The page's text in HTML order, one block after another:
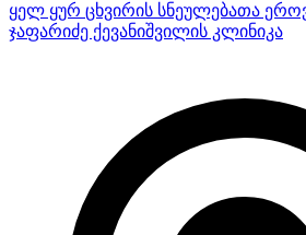
ყელ ყურ ცხვირის სნეულებათა
ჯაფარიძე ქევანიშვილის კლინიკა